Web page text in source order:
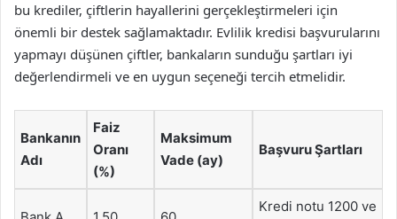
bu krediler, çiftlerin hayallerini gerçekleştirmeleri için
önemli bir destek sağlamaktadır. Evlilik kredisi başvurularını
yapmayı düşünen çiftler, bankaların sunduğu şartları iyi
değerlendirmeli ve en uygun seçeneği tercih etmelidir.
Bankanın
Adı
Faiz
Oranı
(%)
Maksimum
Vade (ay)
Başvuru Şartları
Kredi notu 1200 ve